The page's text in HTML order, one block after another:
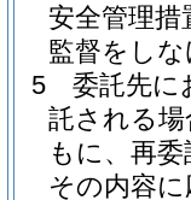
安全管理
監督をし
5
委託先に
託される
もに、再
その内容